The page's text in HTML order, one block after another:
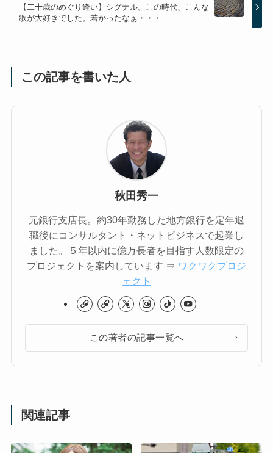
【二十歳のめぐり逢い】シグナル。この時代、こんな
歌が大好きでした。若かったなぁ・・・
この記事を書いた人
秋田秀一
元銀行支店長。約30年勤務した地方銀行を定年退
職後にコンサルタント・ネットビジネスで起業し
ました。５年以内に億万長者を目指す人数限定の
プロジェクトを案内しています ⇒ ワクワクプロジ
ェクト
この著者の記事一覧へ
関連記事